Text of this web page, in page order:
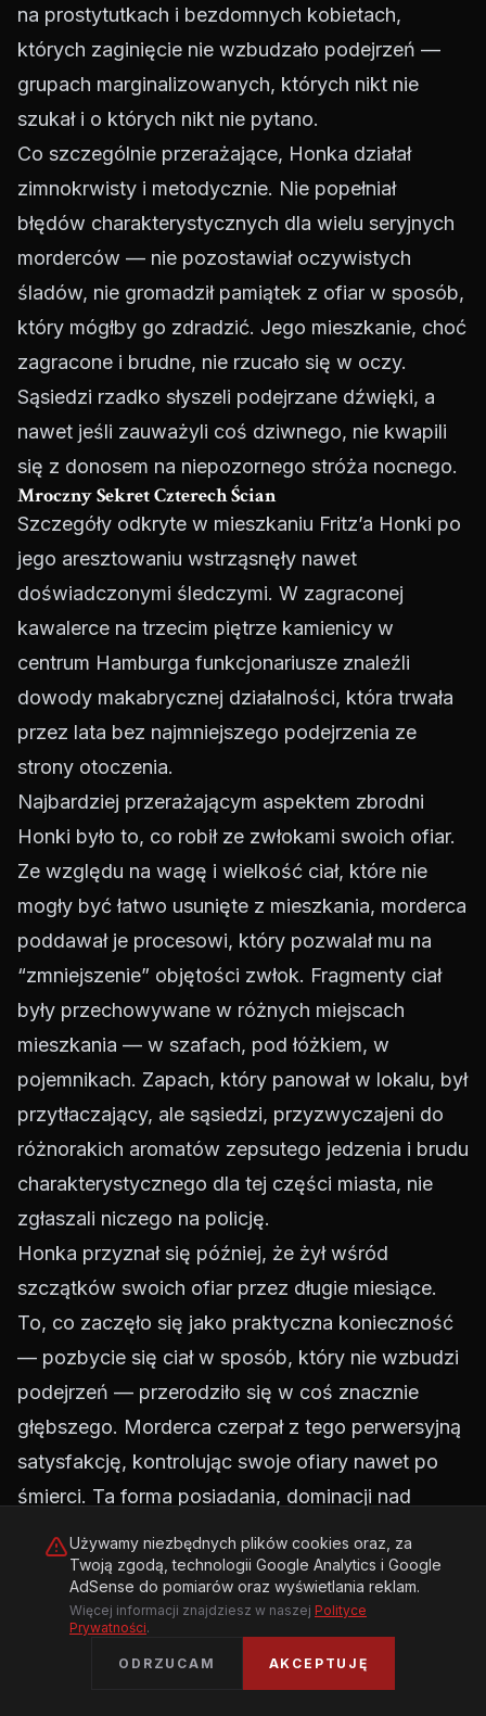
na prostytutkach i bezdomnych kobietach,
których zaginięcie nie wzbudzało podejrzeń —
grupach marginalizowanych, których nikt nie
szukał i o których nikt nie pytano.
Co szczególnie przerażające, Honka działał
zimnokrwisty i metodycznie. Nie popełniał
błędów charakterystycznych dla wielu seryjnych
morderców — nie pozostawiał oczywistych
śladów, nie gromadził pamiątek z ofiar w sposób,
który mógłby go zdradzić. Jego mieszkanie, choć
zagracone i brudne, nie rzucało się w oczy.
Sąsiedzi rzadko słyszeli podejrzane dźwięki, a
nawet jeśli zauważyli coś dziwnego, nie kwapili
się z donosem na niepozornego stróża nocnego.
Mroczny Sekret Czterech Ścian
Szczegóły odkryte w mieszkaniu Fritz’a Honki po
jego aresztowaniu wstrząsnęły nawet
doświadczonymi śledczymi. W zagraconej
kawalerce na trzecim piętrze kamienicy w
centrum Hamburga funkcjonariusze znaleźli
dowody makabrycznej działalności, która trwała
przez lata bez najmniejszego podejrzenia ze
strony otoczenia.
Najbardziej przerażającym aspektem zbrodni
Honki było to, co robił ze zwłokami swoich ofiar.
Ze względu na wagę i wielkość ciał, które nie
mogły być łatwo usunięte z mieszkania, morderca
poddawał je procesowi, który pozwalał mu na
“zmniejszenie” objętości zwłok. Fragmenty ciał
były przechowywane w różnych miejscach
mieszkania — w szafach, pod łóżkiem, w
pojemnikach. Zapach, który panował w lokalu, był
przytłaczający, ale sąsiedzi, przyzwyczajeni do
różnorakich aromatów zepsutego jedzenia i brudu
charakterystycznego dla tej części miasta, nie
zgłaszali niczego na policję.
Honka przyznał się później, że żył wśród
szczątków swoich ofiar przez długie miesiące.
To, co zaczęło się jako praktyczna konieczność
— pozbycie się ciał w sposób, który nie wzbudzi
podejrzeń — przerodziło się w coś znacznie
głębszego. Morderca czerpał z tego perwersyjną
satysfakcję, kontrolując swoje ofiary nawet po
śmierci. Ta forma posiadania, dominacji nad
partnera, stała się centralnym motywem jego
zbrodni.
Ofiary: Cztery Potwierdzone, Dziesiątki Możliwych
Oficjalnie Fritz Honka został oskarżony o
zamordowanie czterech kobiet, choć zarówno
Używamy niezbędnych plików cookies oraz, za
Twoją zgodą, technologii Google Analytics i Google
AdSense do pomiarów oraz wyświetlania reklam.
Więcej informacji znajdziesz w naszej Polityce
Prywatności.
ODRZUCAM AKCEPTUJĘ